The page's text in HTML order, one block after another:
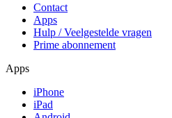
Contact
Apps
Hulp / Veelgestelde vragen
Prime abonnement
Apps
iPhone
iPad